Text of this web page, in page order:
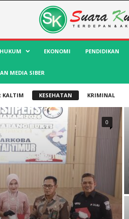
HUKUM EKONOMI PENDIDIKAN
MEDIA SIBER
KALTIM KESEHATAN KRIMINAL
0